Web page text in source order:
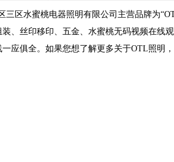
区水蜜桃电器照明有限公司主营品牌为“OTL
、组装、丝印移印、五金、水蜜桃无码
应俱全。如果您想了解更多关于OTL照明